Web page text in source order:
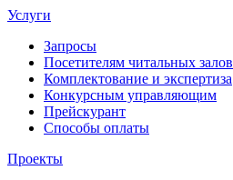
Услуги
Запросы
Посетителям читальных залов
Комплектование и экспертиза
Конкурсным управляющим
Прейскурант
Способы оплаты
Проекты